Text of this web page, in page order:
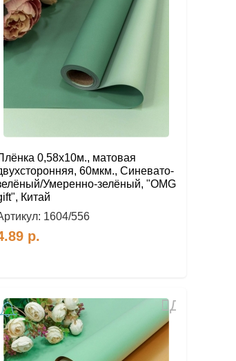
0,58х10м., матовая
60мкм., Синевато-
Умеренно-зелёный, "OMG
Китай
1604/556
р.
Добавить
в
избранное